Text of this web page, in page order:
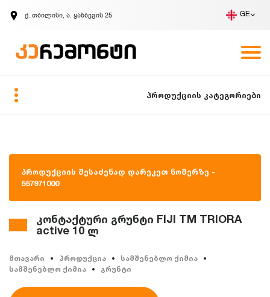
ქ. თბილისი, ა. ყაზბეგის 25 GE
ზარის მოთხოვნა
პროდუქციის კატეგორიები
პროდუქციის შესაძენად დარეკეთ ნომერზე -
557971000
კონტაქტური გრუნტი FIJI TM TRIORA
active 10 ლ
მთავარი პროდუქცია
სამშენებლო ქიმია
სამშენებლო ქიმია
გრუნტი